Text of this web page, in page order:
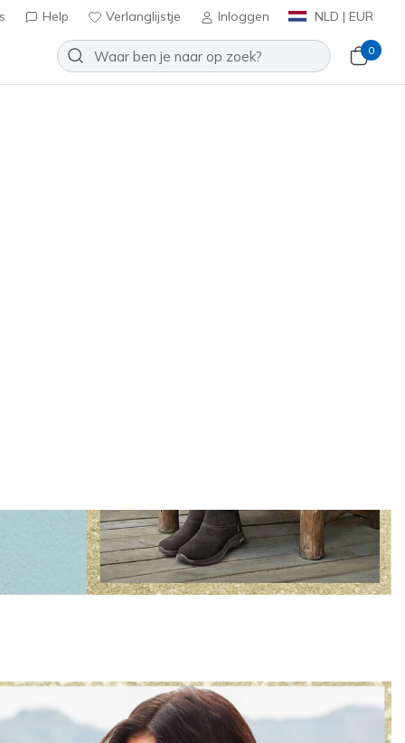
Help Verlanglijstje Inloggen NLD | EUR
0